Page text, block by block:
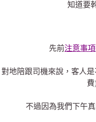
知道要
先前注意事項
對地陪跟司機來說，客人
費
不過因為我們下午